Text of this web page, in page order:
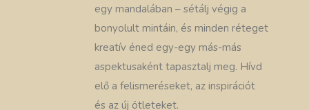
egy mandalában – sétálj végig a
bonyolult mintáin, és minden réteget
kreatív éned egy-egy más-más
aspektusaként tapasztalj meg. Hívd
elő a felismeréseket, az inspirációt
és az új ötleteket.